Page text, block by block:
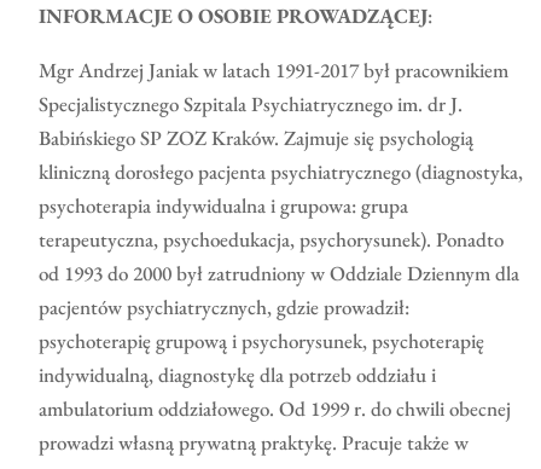
INFORMACJE O OSOBIE PROWADZĄCEJ:
Mgr Andrzej Janiak w latach 1991-2017 był pracownikiem
Specjalistycznego Szpitala Psychiatrycznego im. dr J.
Babińskiego SP ZOZ Kraków. Zajmuje się psychologią
kliniczną dorosłego pacjenta psychiatrycznego (diagnostyka,
psychoterapia indywidualna i grupowa: grupa
terapeutyczna, psychoedukacja, psychorysunek). Ponadto
od 1993 do 2000 był zatrudniony w Oddziale Dziennym dla
pacjentów psychiatrycznych, gdzie prowadził:
psychoterapię grupową i psychorysunek, psychoterapię
indywidualną, diagnostykę dla potrzeb oddziału i
ambulatorium oddziałowego. Od 1999 r. do chwili obecnej
prowadzi własną prywatną praktykę. Pracuje także w